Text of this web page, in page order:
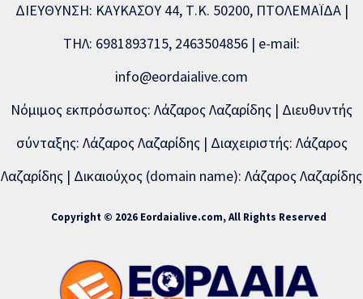
ΔΙΕΥΘΥΝΣΗ: ΚΑΥΚΑΣΟΥ 44, Τ.Κ. 50200, ΠΤΟΛΕΜΑΪΔΑ |
ΤΗΛ: 6981893715, 2463504856 | e-mail:
info@eordaialive.com
Νόμιμος εκπρόσωπος: Λάζαρος Λαζαρίδης | Διευθυντής
σύνταξης: Λάζαρος Λαζαρίδης | Διαχειριστής: Λάζαρος
Λαζαρίδης | Δικαιούχος (domain name): Λάζαρος Λαζαρίδης
Copyright © 2026 Eordaialive.com, All Rights Reserved